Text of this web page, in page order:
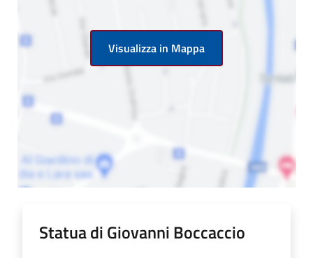
Visualizza in Mappa
Statua di Giovanni Boccaccio